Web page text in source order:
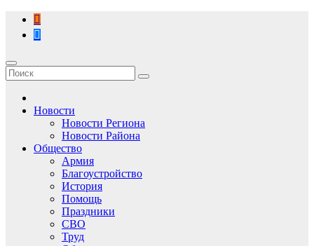
Перейти
содержимому
Новости
Новости Региона
Новости Района
Общество
Армия
Благоустройство
История
Помощь
Праздники
СВО
Труд